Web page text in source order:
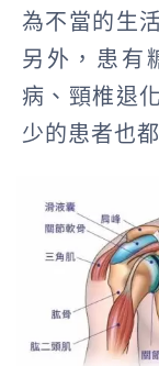
為不當的生
另外，患有
病、頸椎退
少的患者也